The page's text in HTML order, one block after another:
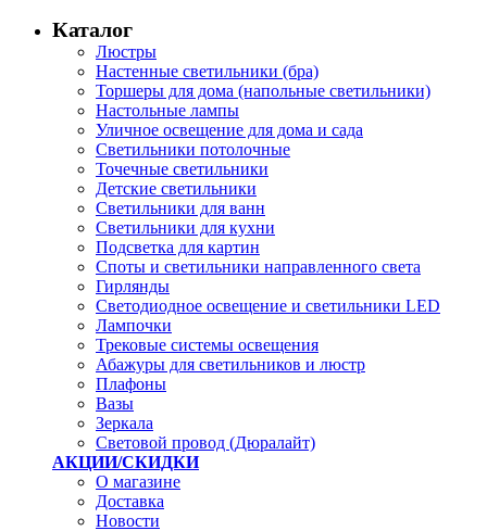
Каталог
Люстры
Настенные светильники (бра)
Торшеры для дома (напольные светильники)
Настольные лампы
Уличное освещение для дома и сада
Светильники потолочные
Точечные светильники
Детские светильники
Светильники для ванн
Светильники для кухни
Подсветка для картин
Споты и светильники направленного света
Гирлянды
Светодиодное освещение и светильники LED
Лампочки
Трековые системы освещения
Абажуры для светильников и люстр
Плафоны
Вазы
Зеркала
Световой провод (Дюралайт)
АКЦИИ/СКИДКИ
О магазине
Доставка
Новости